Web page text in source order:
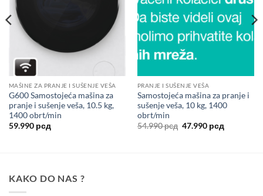
MAŠINE ZA PRANJE I SUŠENJE VEŠA
G600 Samostojeća mašina za
pranje i sušenje veša, 10.5 kg,
1400 obrt/min
59.990 рсд
PRANJE I SUŠENJE VEŠA
Samostojeća mašina za pranje i
sušenje veša, 10 kg, 1400
obrt/min
54.990рсд Оригинална
47.990 рсдТренутна
цена
KAKO DO NAS ?